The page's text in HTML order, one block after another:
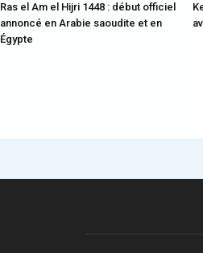
Ras el Am el Hijri 1448 : début officiel
annoncé en Arabie saoudite et en
Égypte